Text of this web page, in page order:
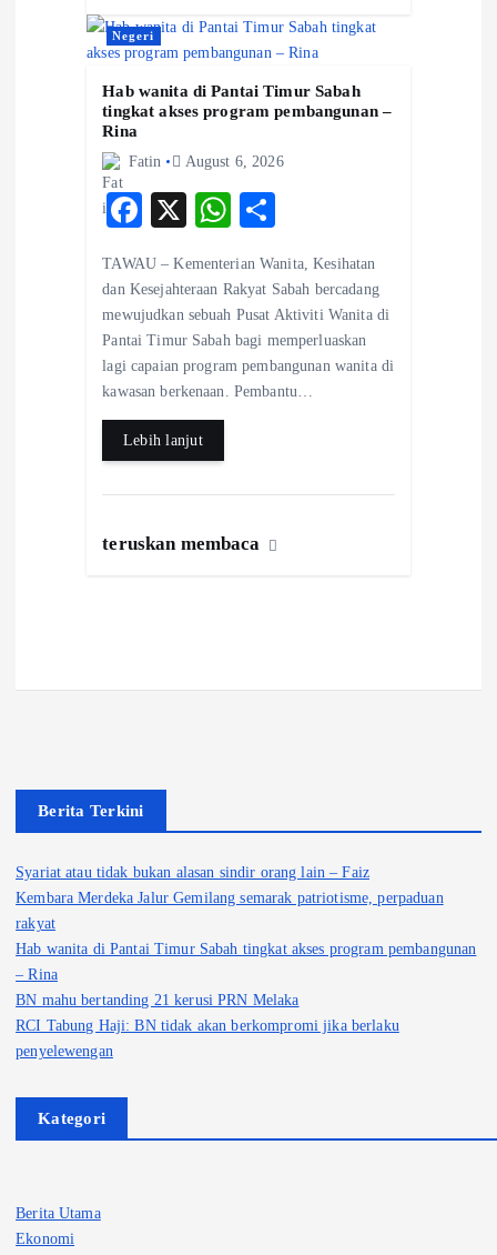
Negeri
Hab wanita di Pantai Timur Sabah
tingkat akses program pembangunan –
Rina
Fatin August 6, 2026
F
eb
o
o
k
X
W
ts
A
p
p
re
TAWAU – Kementerian Wanita, Kesihatan
dan Kesejahteraan Rakyat Sabah bercadang
mewujudkan sebuah Pusat Aktiviti Wanita di
Pantai Timur Sabah bagi memperluaskan
lagi capaian program pembangunan wanita di
kawasan berkenaan. Pembantu…
Lebih lanjut
teruskan membaca
Berita Terkini
Syariat atau tidak bukan alasan sindir orang lain – Faiz
Kembara Merdeka Jalur Gemilang semarak patriotisme, perpaduan
rakyat
Hab wanita di Pantai Timur Sabah tingkat akses program pembangunan
– Rina
BN mahu bertanding 21 kerusi PRN Melaka
RCI Tabung Haji: BN tidak akan berkompromi jika berlaku
penyelewengan
Kategori
Berita Utama
Ekonomi